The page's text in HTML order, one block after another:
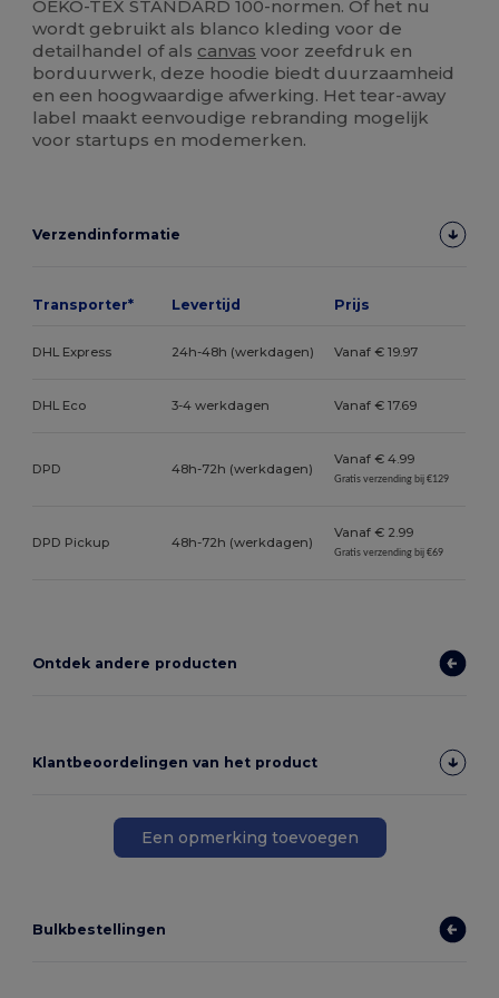
OEKO-TEX STANDARD 100-normen. Of het nu
wordt gebruikt als blanco kleding voor de
detailhandel of als canvas voor zeefdruk en
borduurwerk, deze hoodie biedt duurzaamheid
en een hoogwaardige afwerking. Het tear-away
label maakt eenvoudige rebranding mogelijk
voor startups en modemerken.
Verzendinformatie
Transporter* Levertijd Prijs
DHL Express 24h-48h (werkdagen) Vanaf € 19.97
DHL Eco 3-4 werkdagen Vanaf € 17.69
DPD 48h-72h (werkdagen)
Vanaf € 4.99
Gratis verzending bij €129
DPD Pickup 48h-72h (werkdagen)
Vanaf € 2.99
Gratis verzending bij €69
Ontdek andere producten
Klantbeoordelingen van het product
Een opmerking toevoegen
Bulkbestellingen